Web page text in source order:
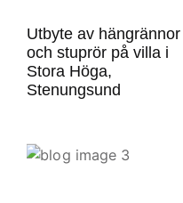
Utbyte av hängrännor
och stuprör på villa i
Stora Höga,
Stenungsund